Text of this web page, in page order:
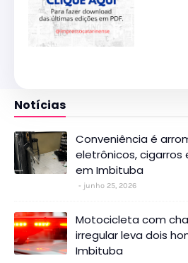
Notícias
Conveniência é
eletrônicos, cigarros
em Imbituba
junho 25, 2026
Motocicleta com
irregular leva dois
Imbituba